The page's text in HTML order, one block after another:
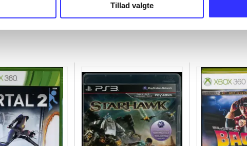
Tillad valgte